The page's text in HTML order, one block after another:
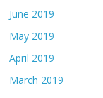
June 2019
May 2019
April 2019
March 2019